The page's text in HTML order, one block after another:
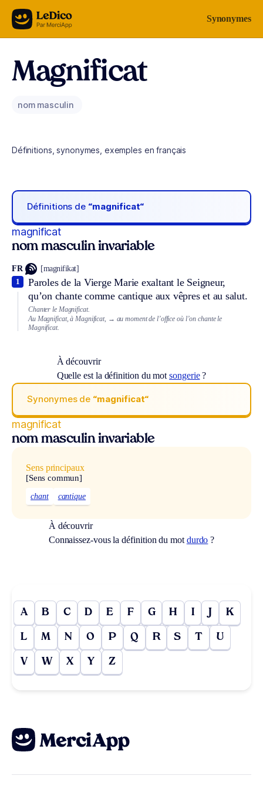
Aller au contenu Synonymes
Magnificat
nom masculin
Définitions, synonymes, exemples en français
Définitions de “magnificat“
magnificat
nom masculin invariable
FR [magnifikat]
Paroles de la Vierge Marie exaltant le Seigneur,
qu’on chante comme cantique aux vêpres et au salut.
1
Chanter le Magnificat.
Au Magnificat, à Magnificat, → au moment de l’office où l’on chante le
Magnificat.
À découvrir
Quelle est la définition du motsongerie?
Synonymes de “magnificat“
magnificat
nom masculin invariable
Sens principaux
[Sens commun]
chant cantique
À découvrir
Connaissez-vous la définition du mot durdo ?
A B C D E F G H I J K
L M N O P Q R S T U
V W X Y Z